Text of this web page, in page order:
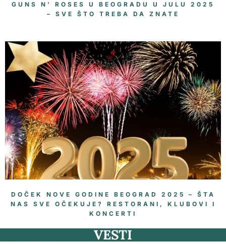
GUNS N’ ROSES U BEOGRADU U JULU 2025
– SVE ŠTO TREBA DA ZNATE
DOČEK NOVE GODINE BEOGRAD 2025 – ŠTA
NAS SVE OČEKUJE? RESTORANI, KLUBOVI I
KONCERTI
VESTI